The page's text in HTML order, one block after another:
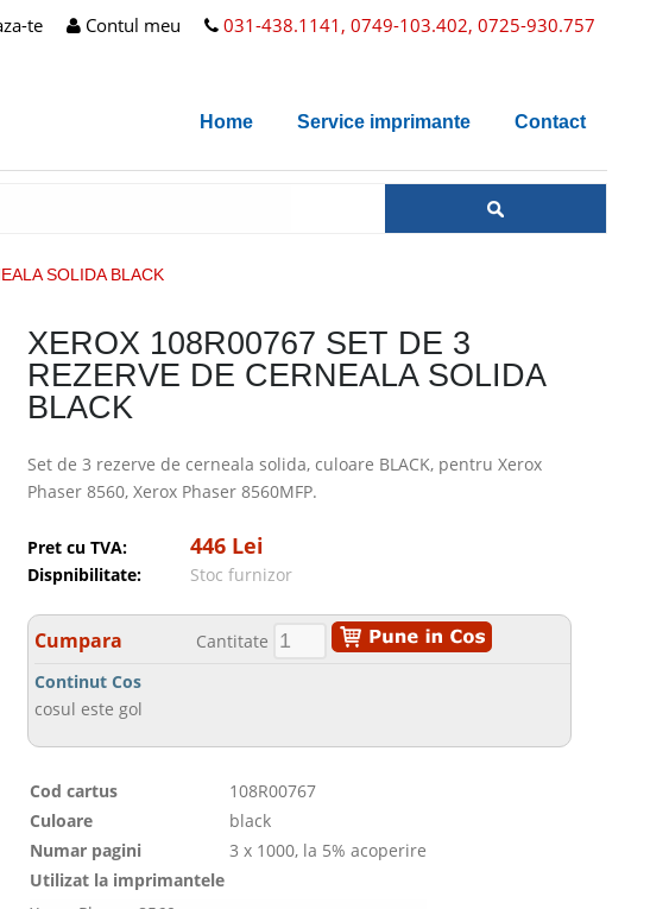
031-438.1141, 0749-103.402, 0725-930.757
Contul meu
te
Home Service imprimante Contact
SOLIDA BLACK
XEROX 108R00767 SET DE 3
REZERVE DE CERNEALA SOLIDA
BLACK
Set de 3 rezerve de cerneala solida, culoare BLACK, pentru Xerox
Phaser 8560, Xerox Phaser 8560MFP.
Pret cu TVA: 446 Lei
Dispnibilitate: Stoc furnizor
Cumpara
Cantitate
Continut Cos
cosul este gol
Cod cartus
108R00767
Culoare
black
Numar pagini
3 x 1000, la 5% acoperire
Utilizat la imprimantele